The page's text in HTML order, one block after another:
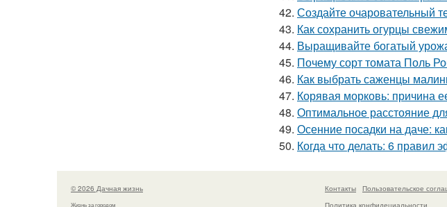
42. Создайте очаровательный
43. Как сохранить огурцы
44. Выращивайте богатый
45. Почему сорт томата Поль
46. Как выбрать саженцы
47. Корявая морковь: причина
48. Оптимальное расстояние
49. Осенние посадки на даче:
50. Когда что делать: 6 правил
© 2026 Дачная жизнь
Жизнь за городом
Контакты
Пользовательское
Политика конфидециальности